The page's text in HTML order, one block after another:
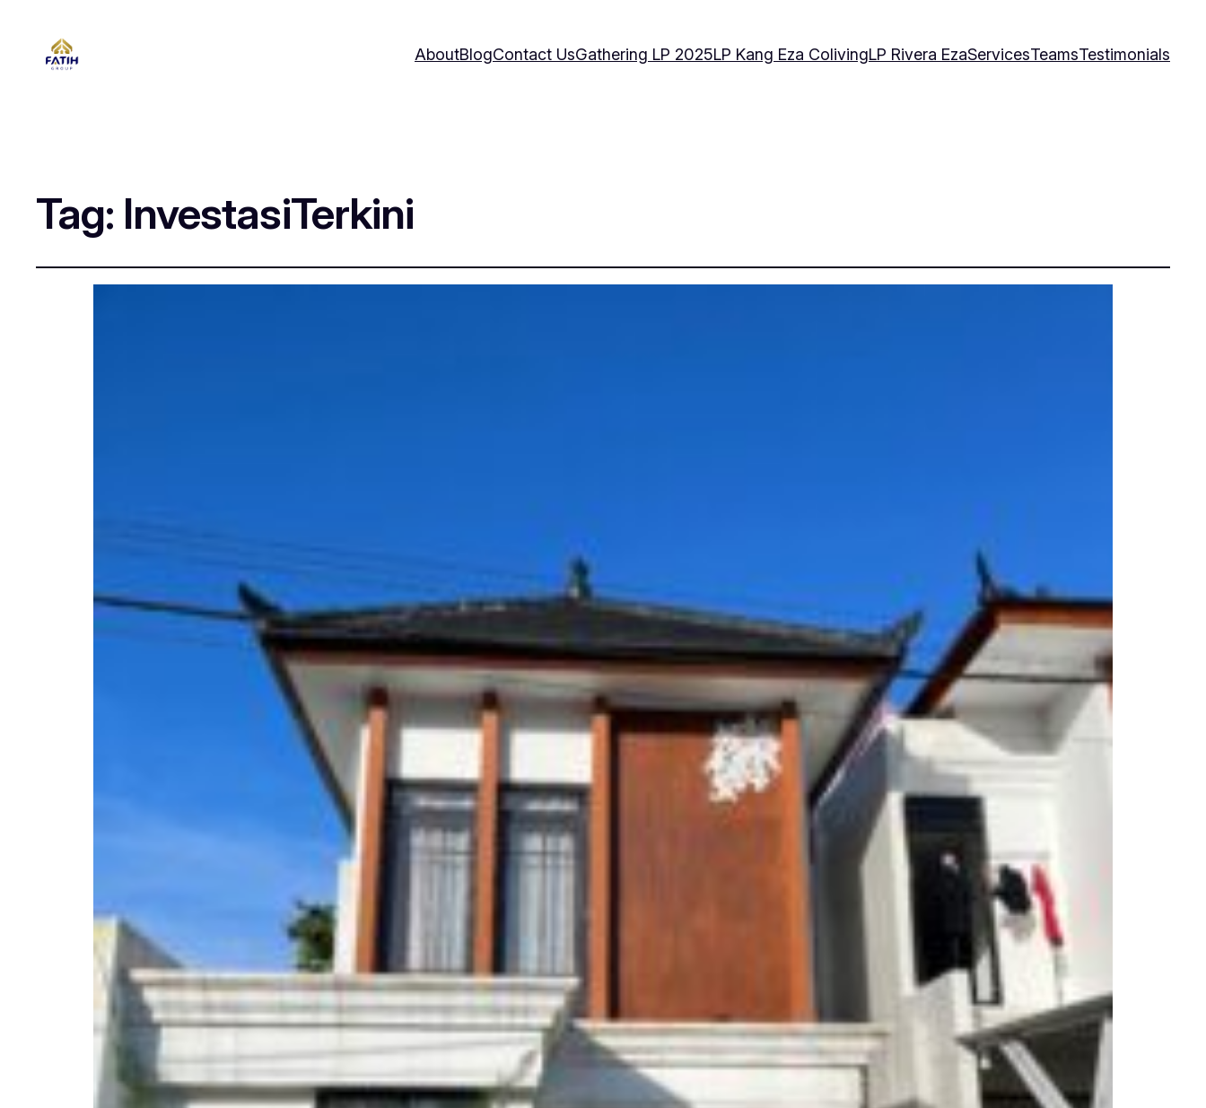
AboutBlogContact UsGathering LP 2025LP Kang Eza ColivingLP Rivera EzaServicesTeamsTestimonials
Tag: InvestasiTerkini